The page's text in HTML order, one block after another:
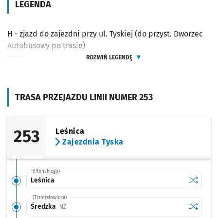
TRASA PRZEJAZDU LINII NUMER 253
253
Leśnica
Zajezdnia Tyska
(Płońskiego)
Leśnica Sprawdź
Leśnica
(Trzmielowicka)
Średzka NŻPrzystanek na życzenie Sprawdź
Średzka
LEGENDA
H - zjazd do zajezdni przy ul. Tyskiej (do przyst. Dworzec
Autobusowy po trasie)
ROZWIŃ LEGENDĘ